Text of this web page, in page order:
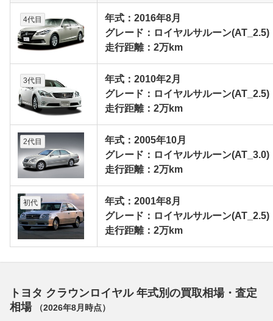
4代目
年式：2016年8月
グレード：ロイヤルサルーン(AT_2.5)
走行距離：2万km
3代目
年式：2010年2月
グレード：ロイヤルサルーン(AT_2.5)
走行距離：2万km
2代目
年式：2005年10月
グレード：ロイヤルサルーン(AT_3.0)
走行距離：2万km
初代
年式：2001年8月
グレード：ロイヤルサルーン(AT_2.5)
走行距離：2万km
トヨタ クラウンロイヤル 年式別の買取相場・査定
相場
（2026年8月 時点）